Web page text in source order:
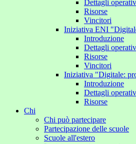
Dettagli
Risorse
Vincitori
Iniziativa ENI
Introduzione
Dettagli
Risorse
Vincitori
Iniziativa "Digitale:
Introduzione
Dettagli
Risorse
Chi
Chi può partecipare
Partecipazione delle scuole
Scuole all'estero